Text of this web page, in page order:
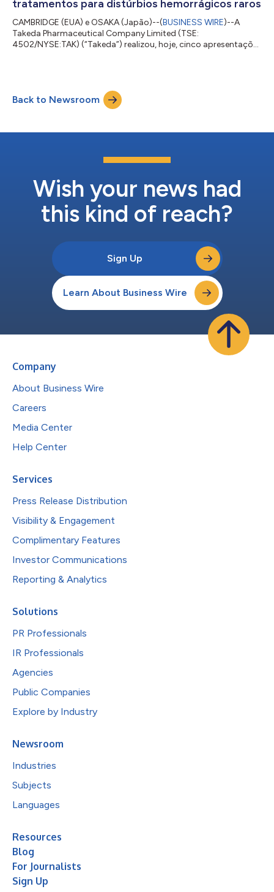
tratamentos para distúrbios hemorrágicos raros
CAMBRIDGE (EUA) e OSAKA (Japão)--(BUSINESS WIRE)--A
Takeda Pharmaceutical Company Limited (TSE:
4502/NYSE:TAK) (“Takeda”) realizou, hoje, cinco apresentações
tratamentos avançados para distúrbios hemorrágicos raros. A
Takeda também apresentará dados de seu portfólio e
planejamento mais amplo de oncologia na conferência. Saiba
Back to Newsroom
Wish your news had
this kind of reach?
Sign Up
Learn About Business Wire
Company
About Business Wire
Careers
Media Center
Help Center
Services
Press Release Distribution
Visibility & Engagement
Complimentary Features
Investor Communications
Reporting & Analytics
Solutions
PR Professionals
IR Professionals
Agencies
Public Companies
Explore by Industry
Newsroom
Industries
Subjects
Languages
Resources
Blog
For Journalists
Sign Up